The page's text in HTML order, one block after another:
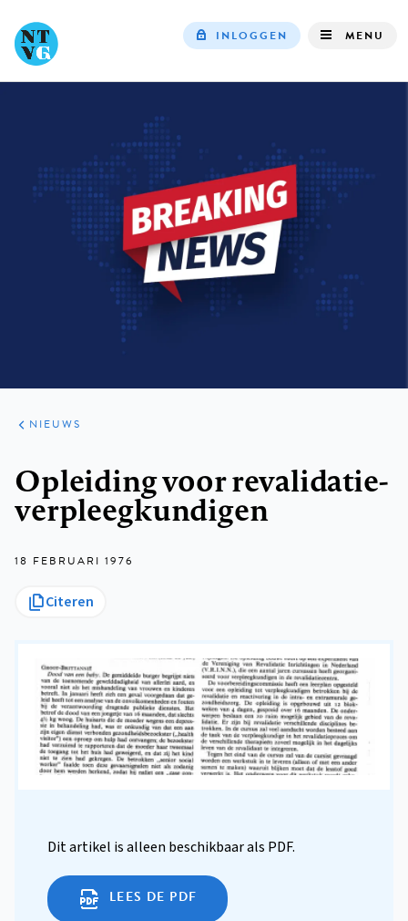
INLOGGEN MENU
ARTIKELEN
HET
KORT
NIEUWS
Opleiding voor revalidatie-
verpleegkundigen
18 FEBRUARI 1976
Citeren
Dit artikel is alleen beschikbaar als PDF.
LEES DE PDF